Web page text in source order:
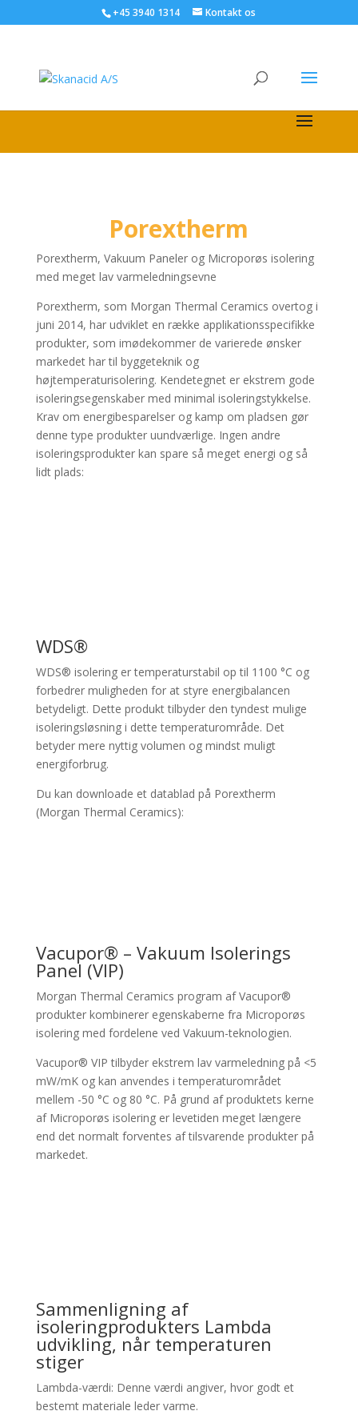
+45 3940 1314 Kontakt os
Porextherm
Porextherm, Vakuum Paneler og Microporøs isolering
med meget lav varmeledningsevne
Porextherm, som Morgan Thermal Ceramics overtog i
juni 2014, har udviklet en række applikationsspecifikke
produkter, som imødekommer de varierede ønsker
markedet har til byggeteknik og
højtemperaturisolering. Kendetegnet er ekstrem gode
isoleringsegenskaber med minimal isoleringstykkelse.
Krav om energibesparelser og kamp om pladsen gør
denne type produkter uundværlige. Ingen andre
isoleringsprodukter kan spare så meget energi og så
lidt plads:
WDS®
WDS® isolering er temperaturstabil op til 1100 °C og
forbedrer muligheden for at styre energibalancen
betydeligt. Dette produkt tilbyder den tyndest mulige
isoleringsløsning i dette temperaturområde. Det
betyder mere nyttig volumen og mindst muligt
energiforbrug.
Du kan downloade et datablad på Porextherm
(Morgan Thermal Ceramics):
Vacupor® – Vakuum Isolerings
Panel (VIP)
Morgan Thermal Ceramics program af Vacupor®
produkter kombinerer egenskaberne fra Microporøs
isolering med fordelene ved Vakuum-teknologien.
Vacupor® VIP tilbyder ekstrem lav varmeledning på <5
mW/mK og kan anvendes i temperaturområdet
mellem -50 °C og 80 °C. På grund af produktets kerne
af Microporøs isolering er levetiden meget længere
end det normalt forventes af tilsvarende produkter på
markedet.
Sammenligning af
isoleringprodukters Lambda
udvikling, når temperaturen
stiger
Lambda-værdi: Denne værdi angiver, hvor godt et
bestemt materiale leder varme.